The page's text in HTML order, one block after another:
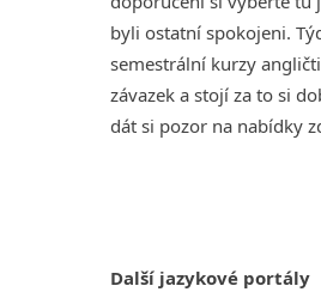
byli ostatní spokojeni.
semestrální kurzy
závazek a stojí za to si
dát si pozor na nabídky
Další jazykové portály